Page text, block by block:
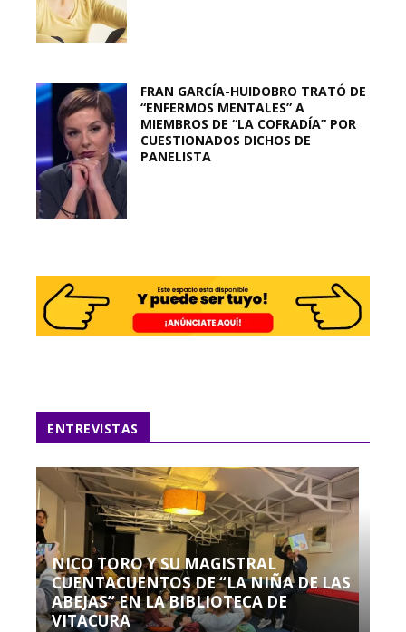
FRAN GARCÍA-HUIDOBRO TRATÓ DE
“ENFERMOS MENTALES” A
MIEMBROS DE “LA COFRADÍA” POR
CUESTIONADOS DICHOS DE
PANELISTA
ENTREVISTAS
NICO TORO Y SU MAGISTRAL
CUENTACUENTOS DE “LA NIÑA DE LAS
ABEJAS” EN LA BIBLIOTECA DE
VITACURA